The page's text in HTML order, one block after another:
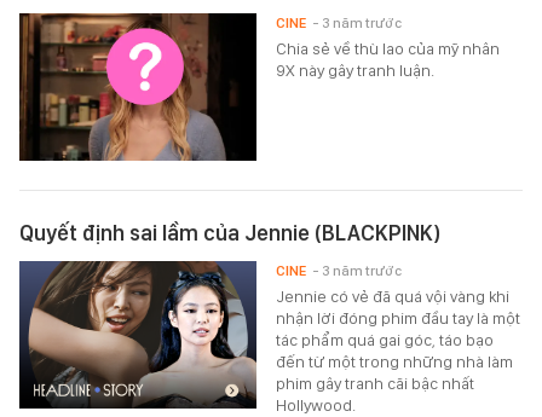
Chia sẻ về thù lao của mỹ nhân
9X này gây tranh luận.
CINE - 3 năm trước
Quyết định sai lầm của Jennie (BLACKPINK)
Jennie có vẻ đã quá vội vàng khi
nhận lời đóng phim đầu tay là một
tác phẩm quá gai góc, táo bạo
đến từ một trong những nhà làm
phim gây tranh cãi bậc nhất
Hollywood.
CINE - 3 năm trước